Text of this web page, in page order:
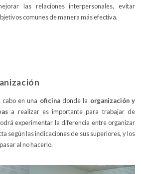
las relaciones interpersonales, evitar
comunes de manera más efectiva.
en una oficinadonde la organización y
a realizar es importante para trabajar de
experimentar la diferencia entre organizar
según las indicaciones de sus superiores, y los
al no hacerlo.